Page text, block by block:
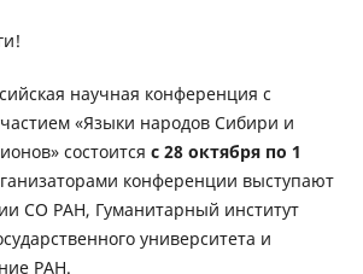
научная конференция с
«Языки народов Сибири и
состоится с 28 октября по 1
конференции выступают
СО РАН, Гуманитарный институт
университета и
РАН.